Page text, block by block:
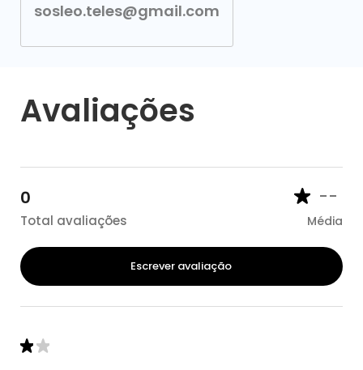
sosleo.teles@gmail.com
Avaliações
0
Total avaliações
--
Média
Escrever avaliação